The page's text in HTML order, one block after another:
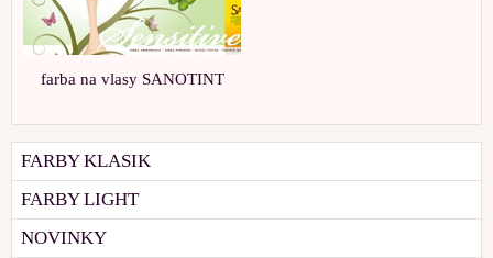
farba na vlasy SANOTINT
FARBY KLASIK
FARBY LIGHT
NOVINKY